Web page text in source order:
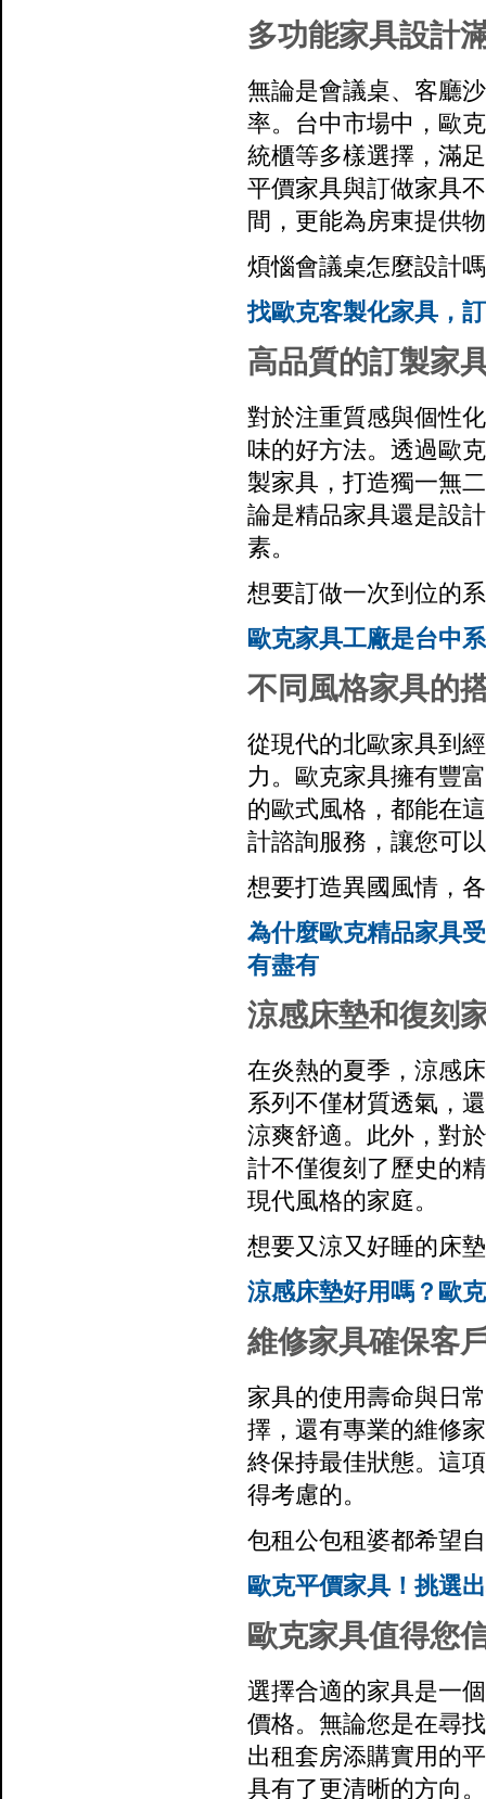
多功能家具設計
無論是會議桌、客廳
率。台中市場中，歐
統櫃等多樣選擇，滿
平價家具與訂做家具
間，更能為房東提供
煩惱會議桌怎麼設計
找歐克客製化家具，
高品質的訂製家
對於注重質感與個性
味的好方法。透過歐
製家具，打造獨一無
論是精品家具還是設
素。
想要訂做一次到位的
歐克家具工廠是台中
不同風格家具的
從現代的北歐家具到
力。歐克家具擁有豐
的歐式風格，都能在
計諮詢服務，讓您可
想要打造異國風情，
為什麼歐克精品家具
有盡有
涼感床墊和復刻
在炎熱的夏季，涼感
系列不僅材質透氣，
涼爽舒適。此外，對
計不僅復刻了歷史的
現代風格的家庭。
想要又涼又好睡的床
涼感床墊好用嗎？歐
維修家具確保客
家具的使用壽命與日
擇，還有專業的維修
終保持最佳狀態。這
得考慮的。
包租公包租婆都希望
歐克平價家具！挑選
歐克家具值得您
選擇合適的家具是一
價格。無論您是在尋
出租套房添購實用的
具有了更清晰的方向